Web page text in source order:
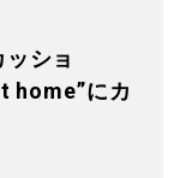
ショ
home”にカ